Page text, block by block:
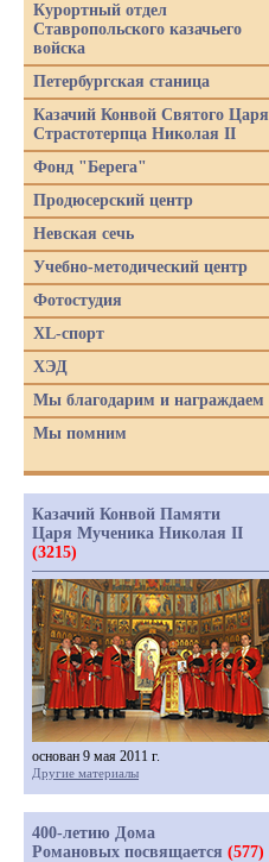
Курортный отдел
Ставропольского казачьего
войска
Петербургская станица
Казачий Конвой Святого Царя
Страстотерпца Николая II
Фонд "Берега"
Продюсерский центр
Невская сечь
Учебно-методический центр
Фотостудия
XL-спорт
ХЭД
Мы благодарим и награждаем
Мы помним
Казачий Конвой Памяти
Царя Мученика Николая II
(3215)
основан 9 мая 2011 г.
Другие материалы
400-летию Дома
Романовых посвящается (577)